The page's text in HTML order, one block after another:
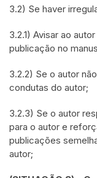
3.2) Se haver
3.2.1) Avisar ao
publicação no
3.2.2) Se o autor
condutas do autor;
3.2.3) Se o autor
para o autor e
publicações
autor;